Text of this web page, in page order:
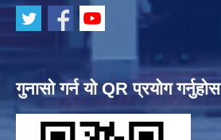
गुनासो गर्न यो QR प्रयोग गर्नुहोस